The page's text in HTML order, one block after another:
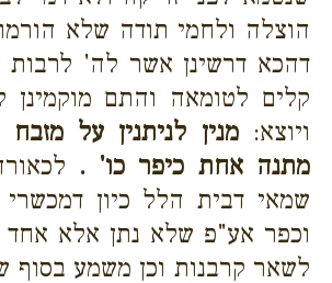
הוצלה ולחמי תודה שלא
דהכא דרשינן אשר לה' לרבות
קלים לטומאה והתם מוקמינן
ויוצא:מנין לניתנין על מזבח
מתנה אחת כיפר כו' .
שמאי דבית הלל כיון
וכפר אע"פ שלא נתן אלא
לשאר קרבנות וכן משמע בסוף